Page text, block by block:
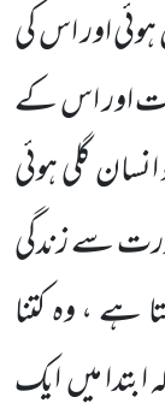
اور اس کی
آیت اور اس کے
گلی ہوئی
سے زندگی
ہے ، وہ کتنا
ابتدا میںایک